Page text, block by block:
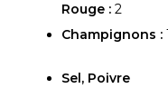
Rouge : 2
Champignons :
Sel, Poivre